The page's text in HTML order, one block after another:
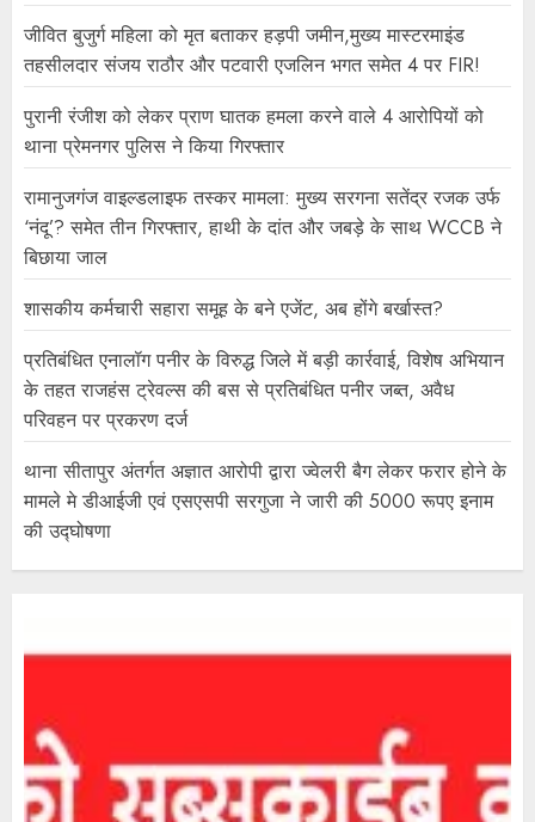
जीवित बुजुर्ग महिला को मृत बताकर हड़पी जमीन,मुख्य मास्टरमाइंड
तहसीलदार संजय राठौर और पटवारी एजलिन भगत समेत 4 पर FIR!
पुरानी रंजीश को लेकर प्राण घातक हमला करने वाले 4 आरोपियों को
थाना प्रेमनगर पुलिस ने किया गिरफ्तार
रामानुजगंज वाइल्डलाइफ तस्कर मामला: मुख्य सरगना सतेंद्र रजक उर्फ
‘नंदू’? समेत तीन गिरफ्तार, हाथी के दांत और जबड़े के साथ WCCB ने
बिछाया जाल
शासकीय कर्मचारी सहारा समूह के बने एजेंट, अब होंगे बर्खास्त?
प्रतिबंधित एनालॉग पनीर के विरुद्ध जिले में बड़ी कार्रवाई, विशेष अभियान
के तहत राजहंस ट्रेवल्स की बस से प्रतिबंधित पनीर जब्त, अवैध
परिवहन पर प्रकरण दर्ज
थाना सीतापुर अंतर्गत अज्ञात आरोपी द्वारा ज्वेलरी बैग लेकर फरार होने के
मामले मे डीआईजी एवं एसएसपी सरगुजा ने जारी की 5000 रूपए इनाम
की उद्घोषणा